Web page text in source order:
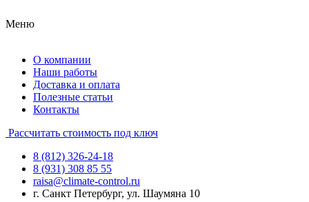
Меню
О компании
Наши работы
Доставка и оплата
Полезные статьи
Контакты
Рассчитать стоимость под ключ
8 (812) 326-24-18
8 (931) 308 85 55
raisa@climate-control.ru
г. Санкт Петербург, ул. Шаумяна 10